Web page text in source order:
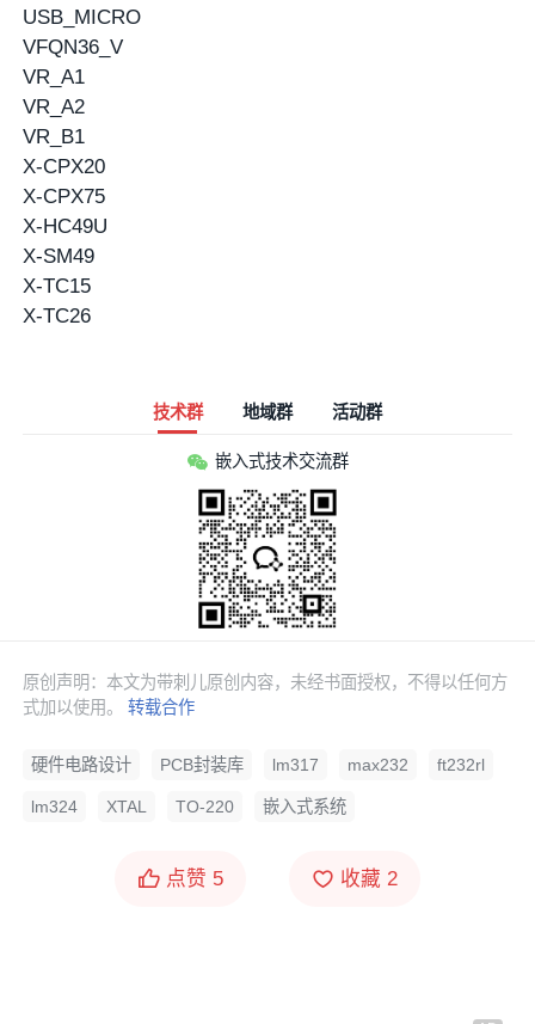
USB_MICRO
VFQN36_V
VR_A1
VR_A2
VR_B1
X-CPX20
X-CPX75
X-HC49U
X-SM49
X-TC15
X-TC26
技术群 地域群 活动群
嵌入式技术交流群
原创声明：本文为带刺儿原创内容，未经书面授权，不得以任何方
式加以使用。转载合作
硬件电路设计 PCB封装库 lm317 max232 ft232rl
lm324 XTAL TO-220 嵌入式系统
点赞 5 收藏 2